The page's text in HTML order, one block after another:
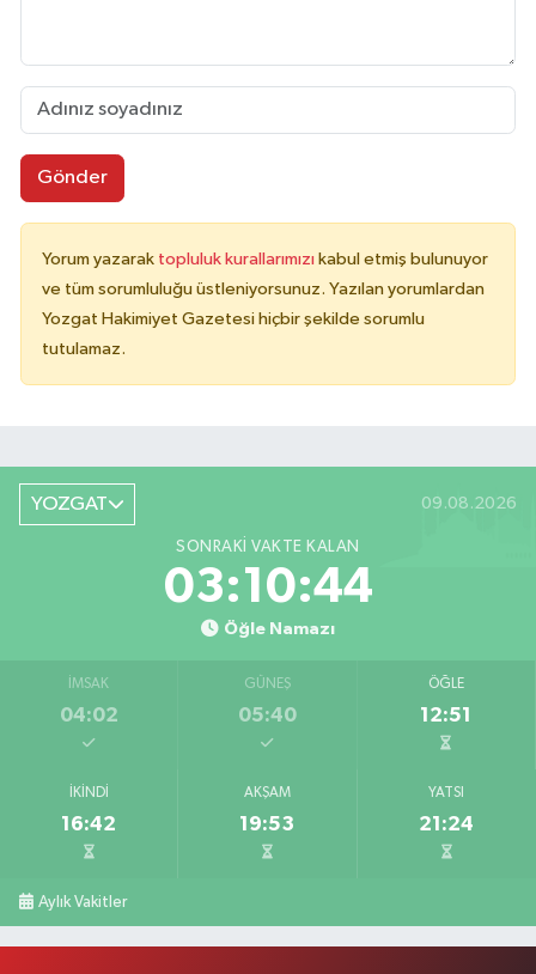
Gönder
Yorum yazarak topluluk kurallarımızı kabul etmiş bulunuyor
ve tüm sorumluluğu üstleniyorsunuz. Yazılan yorumlardan
Yozgat Hakimiyet Gazetesi hiçbir şekilde sorumlu
tutulamaz.
YOZGAT 09.08.2026
SONRAKI VAKTE KALAN
03:10:44
Öğle Namazı
İMSAK
04:02
GÜNEŞ
05:40
ÖĞLE
12:51
İKINDI
16:42
AKŞAM
19:53
YATSI
21:24
Aylık Vakitler